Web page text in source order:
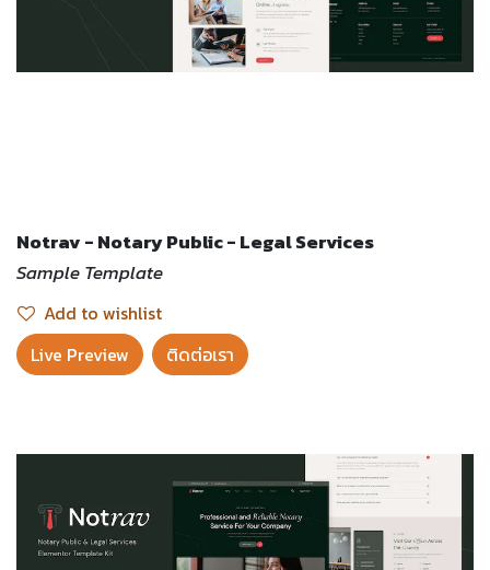
Notrav - Notary Public - Legal Services
Sample Template
Add to wishlist
Live Preview​
ติดต่อเรา